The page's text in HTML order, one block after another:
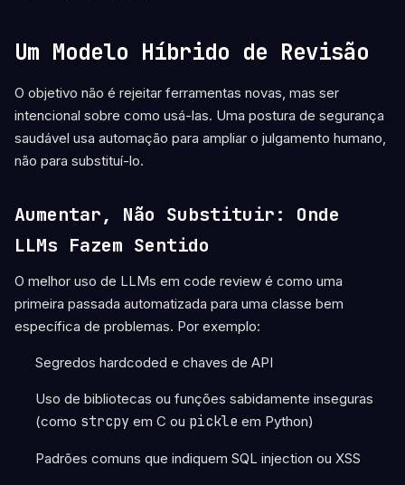
Um Modelo Híbrido de Revisão
O objetivo não é rejeitar ferramentas novas, mas ser
intencional sobre como usá-las. Uma postura de segurança
saudável usa automação para ampliar o julgamento humano,
não para substituí-lo.
Aumentar, Não Substituir: Onde
LLMs Fazem Sentido
O melhor uso de LLMs em code review é como uma
primeira passada automatizada para uma classe bem
específica de problemas. Por exemplo:
Segredos hardcoded e chaves de API
Uso de bibliotecas ou funções sabidamente inseguras
(como strcpy em C ou pickle em Python)
Padrões comuns que indiquem SQL injection ou XSS